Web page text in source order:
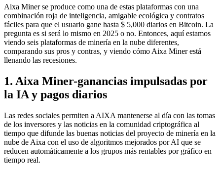
Aixa Miner se produce como una de estas plataformas con una
combinación roja de inteligencia, amigable ecológica y contratos
fáciles para que el usuario gane hasta $ 5,000 diarios en Bitcoin. La
pregunta es si será lo mismo en 2025 o no. Entonces, aquí estamos
viendo seis plataformas de minería en la nube diferentes,
comparando sus pros y contras, y viendo cómo Aixa Miner está
llenando las recesiones.
1. Aixa Miner-ganancias impulsadas por
la IA y pagos diarios
Las redes sociales permiten a AIXA mantenerse al día con las tomas
de los inversores y las noticias en la comunidad criptográfica al
tiempo que difunde las buenas noticias del proyecto de minería en la
nube de Aixa con el uso de algoritmos mejorados por AI que se
reducen automáticamente a los grupos más rentables por gráfico en
tiempo real.